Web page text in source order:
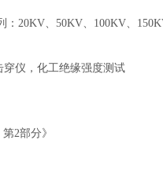
：20KV、50KV、100KV、
2部分》